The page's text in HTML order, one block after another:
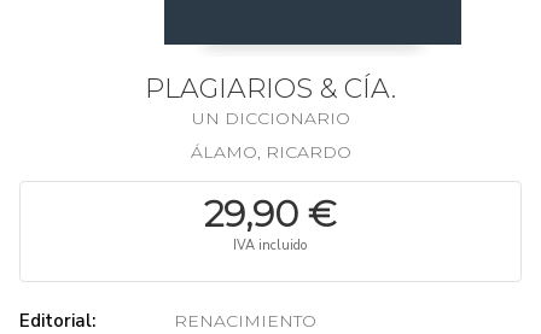
PLAGIARIOS & CÍA.
UN DICCIONARIO
ÁLAMO, RICARDO
29,90 €
IVA incluido
Editorial: RENACIMIENTO